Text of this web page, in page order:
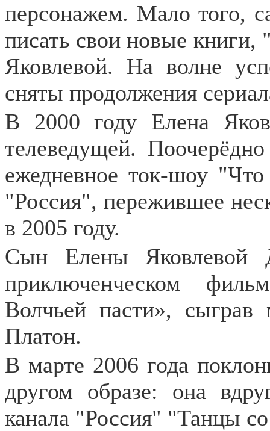
персонажем. Мало того,
писать свои новые
Яковлевой. На волне
сняты продолжения
В 2000 году Елена
телеведущей.
ежедневное ток-шоу
"Россия", пережившее
в 2005 году.
Сын Елены Яковлевой
приключенческом
Волчьей пасти», сыграв
Платон.
В марте 2006 года
другом образе: она
канала "Россия" "Танцы